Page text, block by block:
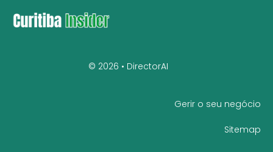
© 2026 • DirectorAI
Gerir o seu negócio
Sitemap